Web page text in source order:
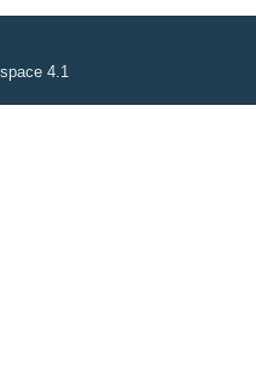
4.1